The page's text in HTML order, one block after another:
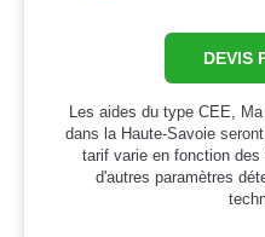
DEVIS
Les aides du type CEE,
dans la Haute-Savoie
tarif varie en fonction
d'autres paramètres